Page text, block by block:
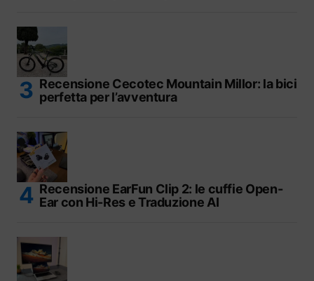
Recensione Cecotec Mountain Millor: la bici
perfetta per l’avventura
Recensione EarFun Clip 2: le cuffie Open-
Ear con Hi-Res e Traduzione AI